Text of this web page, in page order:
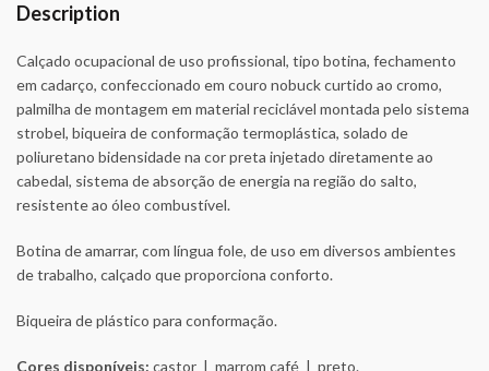
Description
Calçado ocupacional de uso profissional, tipo botina, fechamento
em cadarço, confeccionado em couro nobuck curtido ao cromo,
palmilha de montagem em material reciclável montada pelo sistema
strobel, biqueira de conformação termoplástica, solado de
poliuretano bidensidade na cor preta injetado diretamente ao
cabedal, sistema de absorção de energia na região do salto,
resistente ao óleo combustível.
Botina de amarrar, com língua fole, de uso em diversos ambientes
de trabalho, calçado que proporciona conforto.
Biqueira de plástico para conformação.
Cores disponíveis: castor | marrom café | preto.